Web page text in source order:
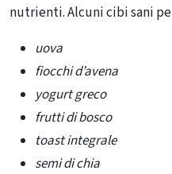
nutrienti. Alcuni cibi sani
uova
fiocchi d’avena
yogurt greco
frutti di bosco
toast integrale
semi di chia